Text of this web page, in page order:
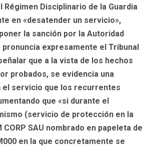
Régimen Disciplinario de la Guardia
en «desatender un servicio»,
la sanción por la Autoridad
pronuncia expresamente el Tribunal
que a la vista de los hechos
probados, se evidencia una
el servicio que los recurrentes
que «si durante el
(servicio de protección en la
CORP SAU nombrado en papeleta de
en la que concretamente se